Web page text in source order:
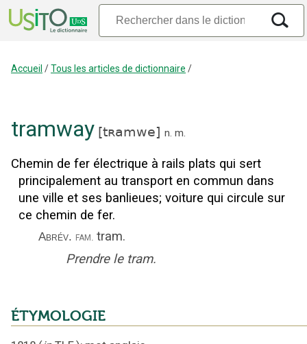
Accueil /Tous les articles de dictionnaire /
tramway [tʀamwe] n. m.
Chemin de fer électrique à rails plats qui sert
principalement au transport en commun dans
une ville et ses banlieues; voiture qui circule sur
ce chemin de fer.
Abrév. fam. tram.
Prendre le tram.
ÉTYMOLOGIE